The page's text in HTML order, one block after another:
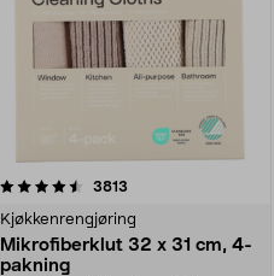
3813
Kjøkkenrengjøring
Mikrofiberklut 32 x 31 cm, 4-
pakning
4.5av 5 stjerner